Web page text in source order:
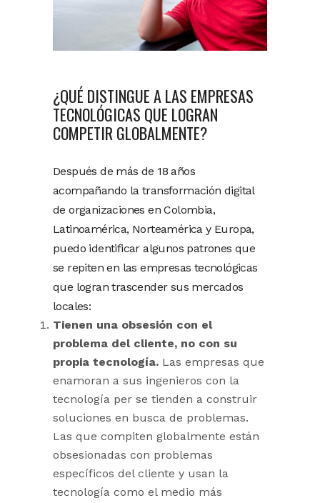
¿QUÉ DISTINGUE A LAS EMPRESAS
TECNOLÓGICAS QUE LOGRAN
COMPETIR GLOBALMENTE?
Después de más de 18 años
acompañando la transformación digital
de organizaciones en Colombia,
Latinoamérica, Norteamérica y Europa,
puedo identificar algunos patrones que
se repiten en las empresas tecnológicas
que logran trascender sus mercados
locales:
Tienen una obsesión con el
problema del cliente, no con su
propia tecnología. Las empresas que
enamoran a sus ingenieros con la
tecnología per se tienden a construir
soluciones en busca de problemas.
Las que compiten globalmente están
obsesionadas con problemas
específicos del cliente y usan la
tecnología como el medio más